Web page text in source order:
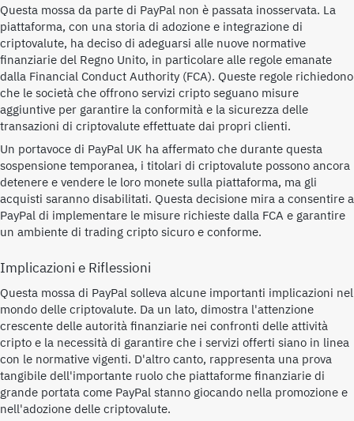
Questa mossa da parte di PayPal non è passata inosservata. La
piattaforma, con una storia di adozione e integrazione di
criptovalute, ha deciso di adeguarsi alle nuove normative
finanziarie del Regno Unito, in particolare alle regole emanate
dalla Financial Conduct Authority (FCA). Queste regole richiedono
che le società che offrono servizi cripto seguano misure
aggiuntive per garantire la conformità e la sicurezza delle
transazioni di criptovalute effettuate dai propri clienti.
Un portavoce di PayPal UK ha affermato che durante questa
sospensione temporanea, i titolari di criptovalute possono ancora
detenere e vendere le loro monete sulla piattaforma, ma gli
acquisti saranno disabilitati. Questa decisione mira a consentire a
PayPal di implementare le misure richieste dalla FCA e garantire
un ambiente di trading cripto sicuro e conforme.
Implicazioni e Riflessioni
Questa mossa di PayPal solleva alcune importanti implicazioni nel
mondo delle criptovalute. Da un lato, dimostra l'attenzione
crescente delle autorità finanziarie nei confronti delle attività
cripto e la necessità di garantire che i servizi offerti siano in linea
con le normative vigenti. D'altro canto, rappresenta una prova
tangibile dell'importante ruolo che piattaforme finanziarie di
grande portata come PayPal stanno giocando nella promozione e
nell'adozione delle criptovalute.